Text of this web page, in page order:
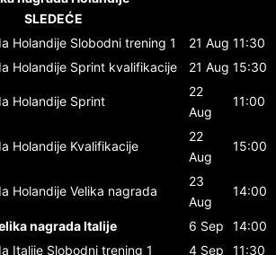
SLEDEĆE
Holandije Slobodni trening 1 21 Aug 11:30
Holandije Sprint kvalifikacije 21 Aug 15:30
Holandije Sprint
22
Aug
11:00
Holandije Kvalifikacije
22
Aug
15:00
Holandije Velika nagrada
23
Aug
14:00
nagrada Italije 6 Sep
14:00
Italije Slobodni trening 1 4 Sep
11:30